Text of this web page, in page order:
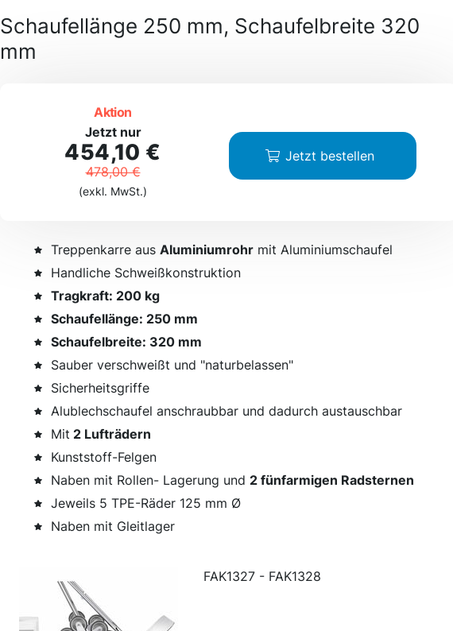
Schaufellänge 250 mm, Schaufelbreite 320
mm
Aktion
Jetzt nur
454,10 €
478,00 €
(exkl. MwSt.)
Jetzt bestellen
Treppenkarre aus Aluminiumrohr mit Aluminiumschaufel
Handliche Schweißkonstruktion
Tragkraft: 200 kg
Schaufellänge: 250 mm
Schaufelbreite: 320 mm
Sauber verschweißt und "naturbelassen"
Sicherheitsgriffe
Alublechschaufel anschraubbar und dadurch austauschbar
Mit 2 Lufträdern
Kunststoff-Felgen
Naben mit Rollen- Lagerung und 2 fünfarmigen Radsternen
Jeweils 5 TPE-Räder 125 mm Ø
Naben mit Gleitlager
FAK1327 - FAK1328